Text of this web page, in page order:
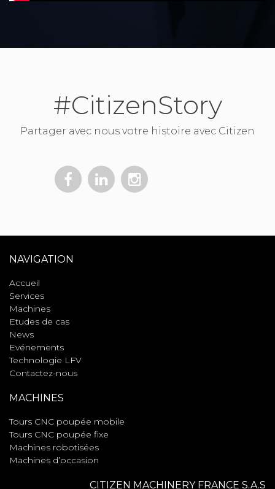
#CitizenStory
Partager avec nous votre histoire avec Citizen
NAVIGATION
Accueil
Services
Machines
Etudes de cas
News
Evénements
Technologie LFV
Contactez-nous
MACHINES
Tours CNC poupée mobile
Tours CNC poupée fixe
Machines robotisées
Machines d’occasion
CITIZEN MACHINERY FRANCE S.A.S